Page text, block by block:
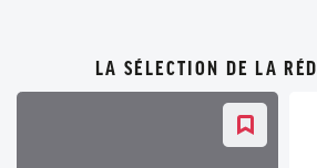
LA SÉLECTION DE LA